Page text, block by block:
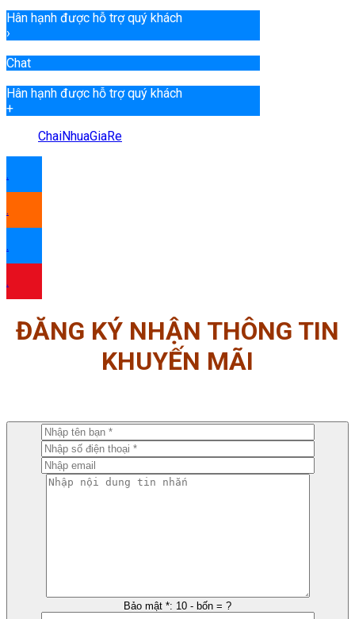
Hân hạnh được hỗ trợ quý khách
›
Chat
Hân hạnh được hỗ trợ quý khách
+
ChaiNhuaGiaRe
.
.
.
.
ĐĂNG KÝ NHẬN THÔNG TIN
KHUYẾN MÃI
Bảo mật *: 10 - bốn = ?